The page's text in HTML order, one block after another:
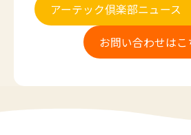
アーテック倶楽部ニュー
お問い合わせはこ